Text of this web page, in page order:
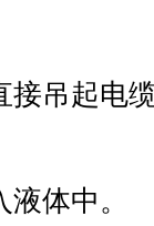
接吊起电
体中。